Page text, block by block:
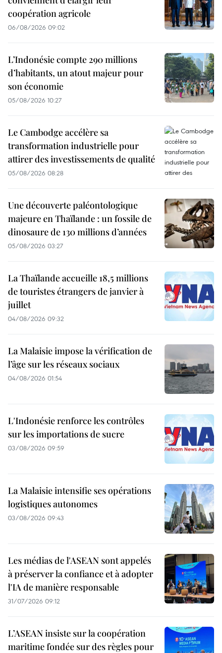
coopération agricole
06/08/2026 09:02
L’Indonésie compte 290 millions
d’habitants, un atout majeur pour
son économie
05/08/2026 10:27
Le Cambodge accélère sa
transformation industrielle pour
attirer des investissements de qualité
05/08/2026 08:28
Une découverte paléontologique
majeure en Thaïlande : un fossile de
dinosaure de 130 millions d’années
05/08/2026 03:27
La Thaïlande accueille 18,5 millions
de touristes étrangers de janvier à
juillet
04/08/2026 09:32
La Malaisie impose la vérification de
l’âge sur les réseaux sociaux
04/08/2026 01:54
L'Indonésie renforce les contrôles
sur les importations de sucre
03/08/2026 09:59
La Malaisie intensifie ses opérations
logistiques autonomes
03/08/2026 09:43
Les médias de l'ASEAN sont appelés
à préserver la confiance et à adopter
l'IA de manière responsable
31/07/2026 09:12
L’ASEAN insiste sur la coopération
maritime fondée sur des règles pour